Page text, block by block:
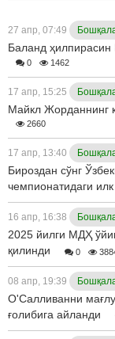
27 апр, 07:49
Баланд
0 1462
17 апр, 15:25
Майкл Жорданнинг
2660
17 апр, 13:40
Бироздан сўнг
чемпионатидаги
16 апр, 16:38
2025 йилги МДҲ
қилинди
0
08 апр, 19:39
О'Салливанни
ғолибига айланди